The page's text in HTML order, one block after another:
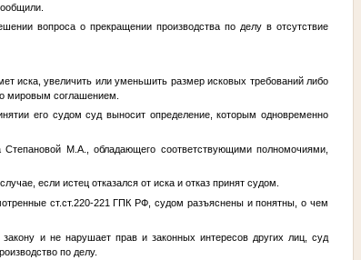
вопроса о прекращении производства по делу в отсутствие
иска, увеличить или уменьшить размер исковых требований либо
мировым соглашением.
его судом суд выносит определение, которым одновременно
Степановой М.А., обладающего соответствующими полномочиями,
если истец отказался от иска и отказ принят судом.
ст.ст.220-221 ГПК РФ, судом разъяснены и понятны, о чем
и не нарушает прав и законных интересов других лиц, суд
по делу.